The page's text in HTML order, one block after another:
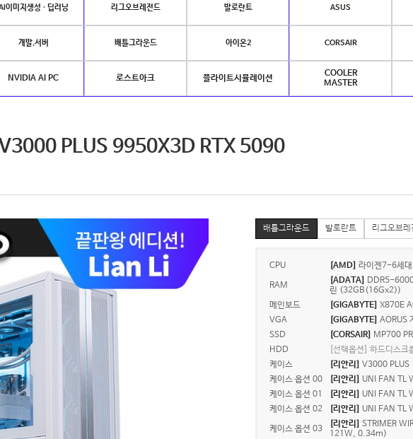
이미지생성 · 딥러닝 리그오브레전드 발로란트 ASUS
개발.서버 배틀그라운드 아이온2 CORSAIR
NVIDIA AI PC 로스트아크 플라이트시뮬레이션
COOLER
MASTER
V3000 PLUS 9950X3D RTX 5090
배틀그라운드 발로란트 리그오브레
CPU [AMD] 라이젠7-6세
RAM
[ADATA]
DDR5-6000
린 (32GB(16Gx2))
메인보드
[GIGABYTE] X870E
VGA
[GIGABYTE] AORUS
SSD
[CORSAIR] MP700
HDD
[선택옵션] 하드디스크
케이스
[리안리]
V3000 PLUS
케이스 옵션 00
[리안리]
UNI FAN TL
케이스 옵션 01
[리안리]
UNI FAN TL
케이스 옵션 02
[리안리]
UNI FAN TL
케이스 옵션 03
[리안리]
STRIMER
121W, 0.34m)